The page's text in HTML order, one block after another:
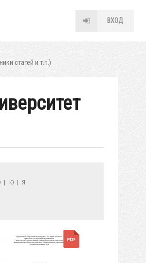
ВХОД
статей и т.п.)
| Ю | Я